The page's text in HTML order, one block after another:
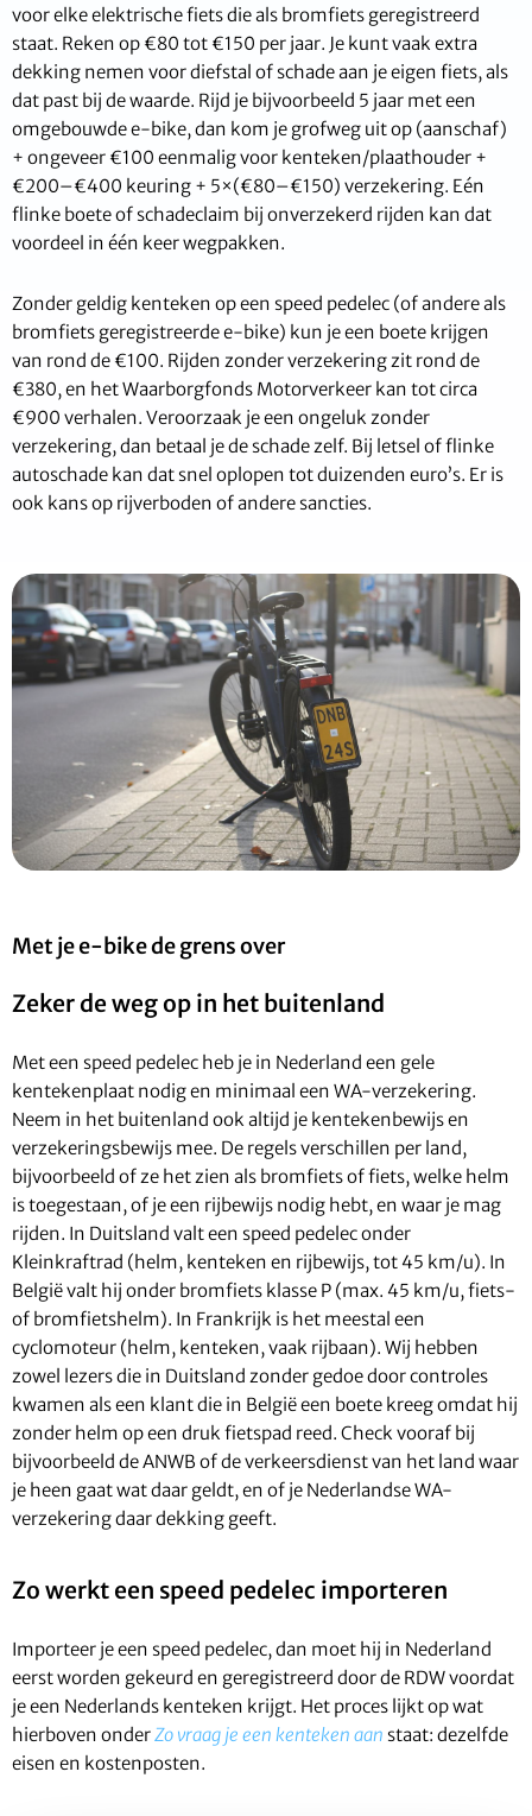
voor elke elektrische fiets die als bromfiets geregistreerd
staat. Reken op €80 tot €150 per jaar. Je kunt vaak extra
dekking nemen voor diefstal of schade aan je eigen fiets, als
dat past bij de waarde. Rijd je bijvoorbeeld 5 jaar met een
omgebouwde e-bike, dan kom je grofweg uit op (aanschaf)
+ ongeveer €100 eenmalig voor kenteken/plaathouder +
€200–€400 keuring + 5×(€80–€150) verzekering. Eén
flinke boete of schadeclaim bij onverzekerd rijden kan dat
voordeel in één keer wegpakken.
Zonder geldig kenteken op een speed pedelec (of andere als
bromfiets geregistreerde e-bike) kun je een boete krijgen
van rond de €100. Rijden zonder verzekering zit rond de
€380, en het Waarborgfonds Motorverkeer kan tot circa
€900 verhalen. Veroorzaak je een ongeluk zonder
verzekering, dan betaal je de schade zelf. Bij letsel of flinke
autoschade kan dat snel oplopen tot duizenden euro’s. Er is
ook kans op rijverboden of andere sancties.
Met je e-bike de grens over
Zeker de weg op in het buitenland
Met een speed pedelec heb je in Nederland een gele
kentekenplaat nodig en minimaal een WA-verzekering.
Neem in het buitenland ook altijd je kentekenbewijs en
verzekeringsbewijs mee. De regels verschillen per land,
bijvoorbeeld of ze het zien als bromfiets of fiets, welke helm
is toegestaan, of je een rijbewijs nodig hebt, en waar je mag
rijden. In Duitsland valt een speed pedelec onder
Kleinkraftrad (helm, kenteken en rijbewijs, tot 45 km/u). In
België valt hij onder bromfiets klasse P (max. 45 km/u, fiets-
of bromfietshelm). In Frankrijk is het meestal een
cyclomoteur (helm, kenteken, vaak rijbaan). Wij hebben
zowel lezers die in Duitsland zonder gedoe door controles
kwamen als een klant die in België een boete kreeg omdat hij
zonder helm op een druk fietspad reed. Check vooraf bij
bijvoorbeeld de ANWB of de verkeersdienst van het land waar
je heen gaat wat daar geldt, en of je Nederlandse WA-
verzekering daar dekking geeft.
Zo werkt een speed pedelec importeren
Importeer je een speed pedelec, dan moet hij in Nederland
eerst worden gekeurd en geregistreerd door de RDW voordat
je een Nederlands kenteken krijgt. Het proces lijkt op wat
hierboven onderZo vraag je een kenteken aan staat: dezelfde
eisen en kostenposten.